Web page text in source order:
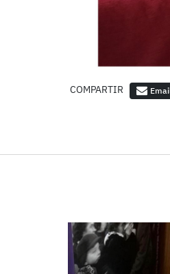
COMPARTIR Email